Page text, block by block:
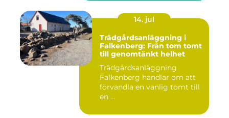
14. jul
Trädgårdsanläggning i
Falkenberg: Från tom tomt
till genomtänkt helhet
Trädgårdsanläggning
Falkenberg handlar om att
förvandla en vanlig tomt till
en ...